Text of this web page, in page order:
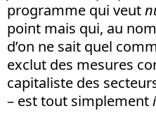
programme qui veut
point mais qui, au
d’on ne sait quel
exclut des mesures
capitaliste des
– est tout simplement